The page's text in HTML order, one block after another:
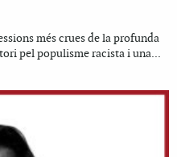
més crues de la profunda
pel populisme racista i una...